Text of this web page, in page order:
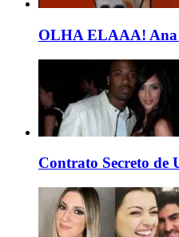
OLHA ELAAA! Ana
Contrato Secreto de